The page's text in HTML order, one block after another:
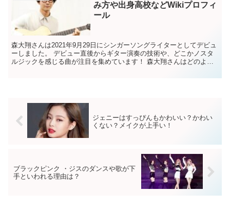
み方や出身高校などWikiプロフィ
ール
森大翔さんは2021年9月29日にシンガーソングライターとしてデビュ
ーしました。 デビュー直後からギター演奏の技術や、どこかノスタ
ルジックを感じる曲が注目を集めています！ 森大翔さんはどのよう
ジェニーはすっぴんもかわいい？かわい
くない？メイクが上手い！
ブラックピンク ・ジスのダンスや歌が下
手といわれる理由は？